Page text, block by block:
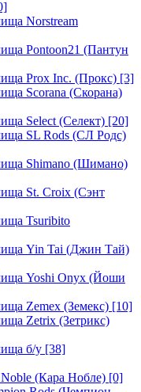
Norstream
Pontoon21 (Пантун
Prox Inc. (Прокс) [3]
Scorana (Скорана)
Select (Селект) [20]
SL Rods (СЛ Родс)
Shimano (Шимано)
St. Croix (Сэнт
Tsuribito
Yin Tai (Джин Тай)
Yoshi Onyx (Йоши
Zemex (Земекс) [10]
Zetrix (Зетрикс)
б/у [38]
(Кара Нобле) [0]